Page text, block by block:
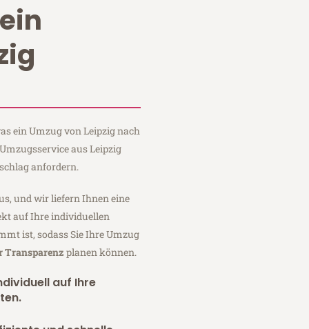
ein Umzug von Leipzig nach
aus Leipzig
anfordern.
und wir liefern Ihnen eine
auf Ihre individuellen
ist, sodass Sie Ihre Umzug
Transparenz planen können.
auf Ihre